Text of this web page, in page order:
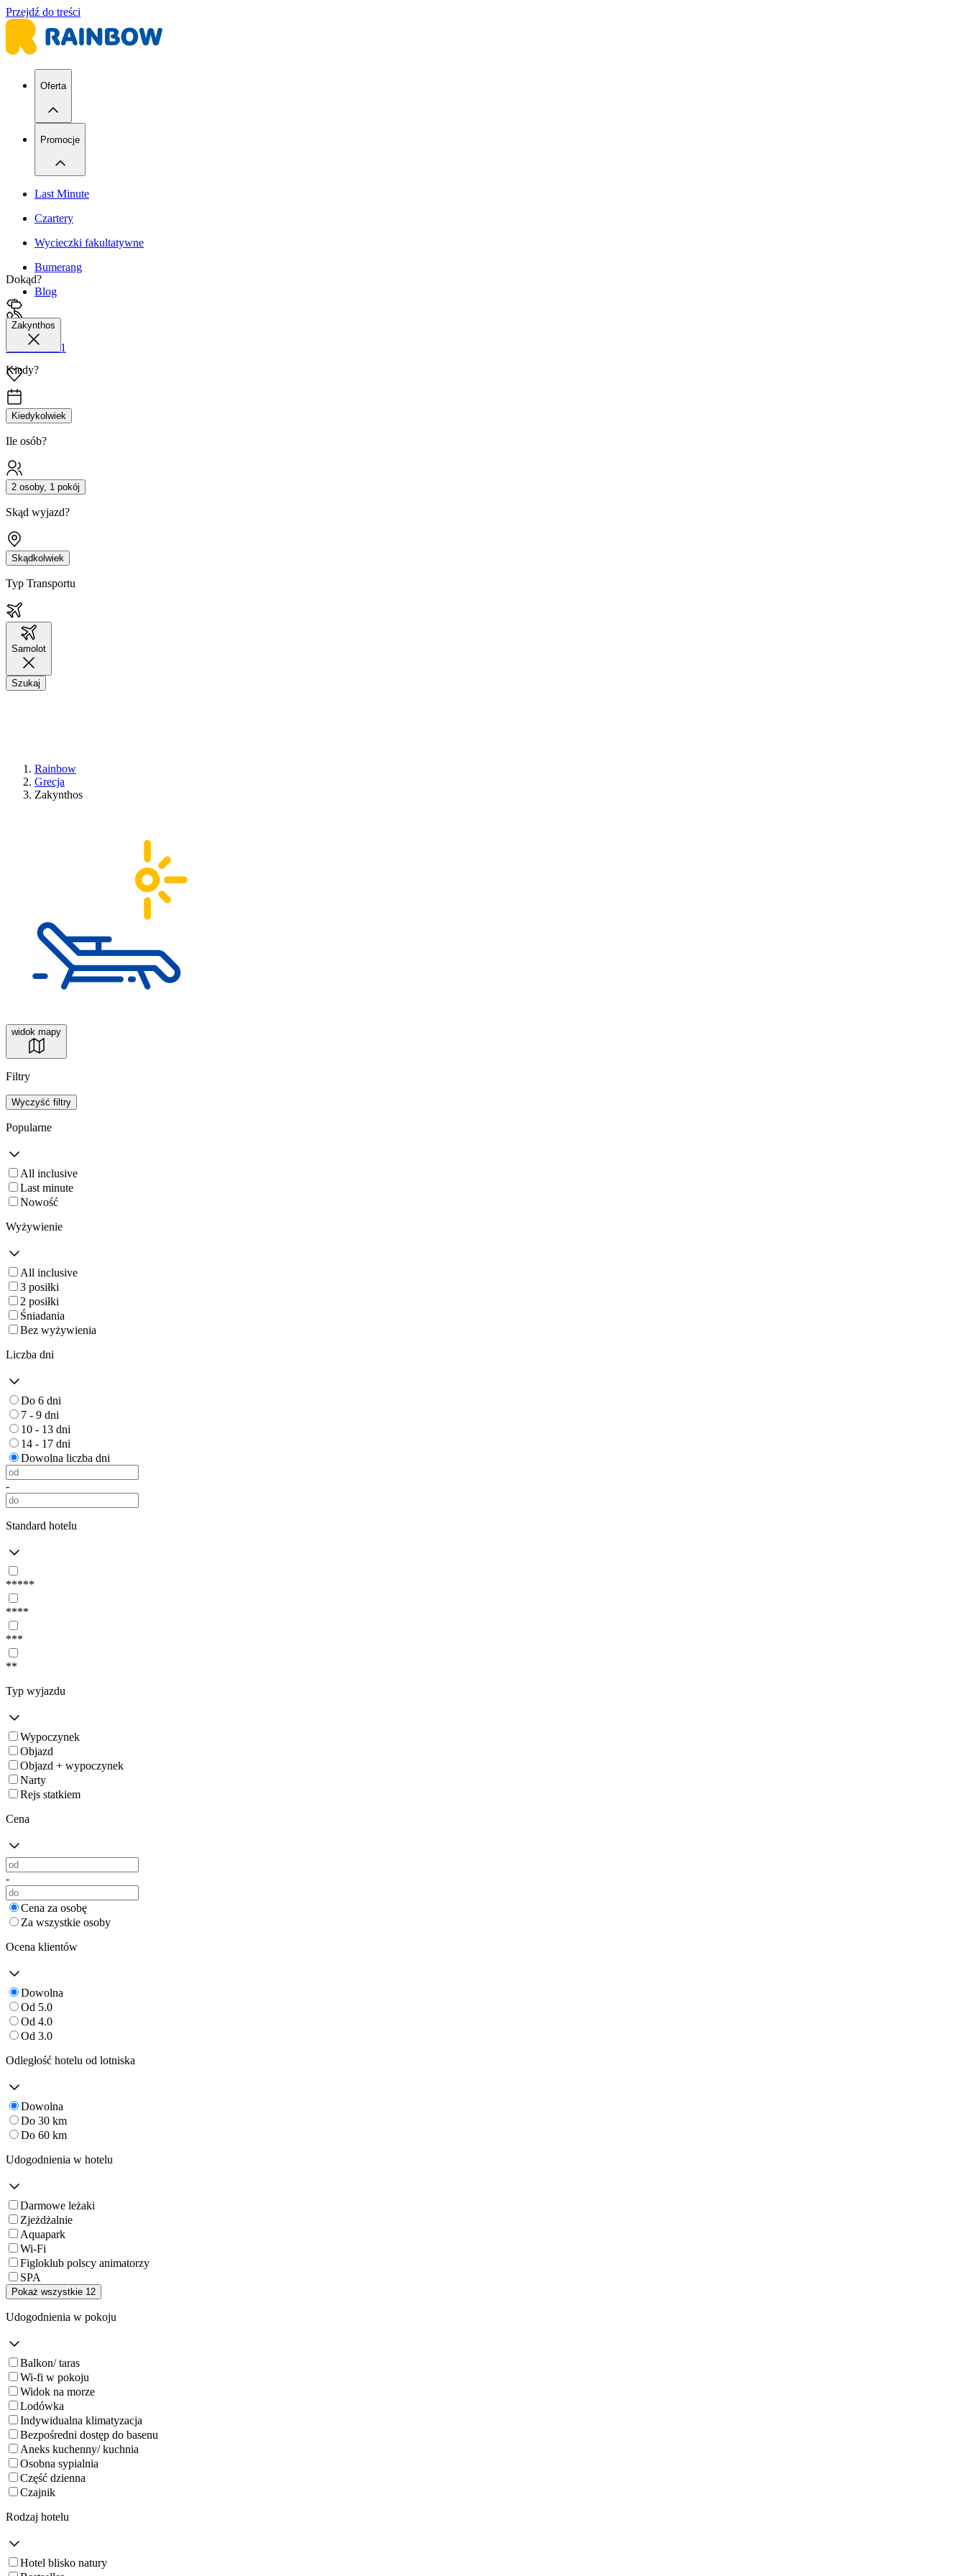
Przejdź do treści
Oferta
Promocje
Last Minute
Czartery
Wycieczki fakultatywne
Bumerang
Blog
42 680 38 51
Dokąd?
Zakynthos
Kiedy?
Kiedykolwiek
Ile osób?
2 osoby, 1 pokój
Skąd wyjazd?
Skądkolwiek
Typ Transportu
Samolot
Szukaj
Rainbow
Grecja
Zakynthos
widok mapy
Filtry
Wyczyść filtry
Popularne
All inclusive
Last minute
Nowość
Wyżywienie
All inclusive
3 posiłki
2 posiłki
Śniadania
Bez wyżywienia
Liczba dni
Do 6 dni
7 - 9 dni
10 - 13 dni
14 - 17 dni
Dowolna liczba dni
-
Standard hotelu
*****
****
***
**
Typ wyjazdu
Wypoczynek
Objazd
Objazd + wypoczynek
Narty
Rejs statkiem
Cena
-
Cena za osobę
Za wszystkie osoby
Ocena klientów
Dowolna
Od 5.0
Od 4.0
Od 3.0
Odległość hotelu od lotniska
Dowolna
Do 30 km
Do 60 km
Udogodnienia w hotelu
Darmowe leżaki
Zjeżdżalnie
Aquapark
Wi-Fi
Figloklub polscy animatorzy
SPA
Pokaż wszystkie 12
Udogodnienia w pokoju
Balkon/ taras
Wi-fi w pokoju
Widok na morze
Lodówka
Indywidualna klimatyzacja
Bezpośredni dostęp do basenu
Aneks kuchenny/ kuchnia
Osobna sypialnia
Część dzienna
Czajnik
Rodzaj hotelu
Hotel blisko natury